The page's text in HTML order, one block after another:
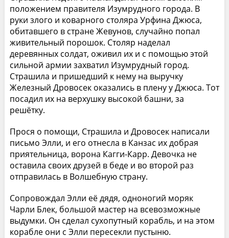
положением правителя Изумрудного города. В
руки злого и коварного столяра Урфина Джюса,
обитавшего в стране Жевунов, случайно попал
живительный порошок. Столяр наделал
деревянных солдат, оживил их и с помощью этой
сильной армии захватил Изумрудный город.
Страшила и пришедший к нему на выручку
Железный Дровосек оказались в плену у Джюса. Тот
посадил их на верхушку высокой башни, за
решётку.
Прося о помощи, Страшила и Дровосек написали
письмо Элли, и его отнесла в Канзас их добрая
приятельница, ворона Кагги-Карр. Девочка не
оставила своих друзей в беде и во второй раз
отправилась в Волшебную страну.
Сопровождал Элли её дядя, одноногий моряк
Чарли Блек, большой мастер на всевозможные
выдумки. Он сделал сухопутный корабль, и на этом
корабле они с Элли пересекли пустыню.